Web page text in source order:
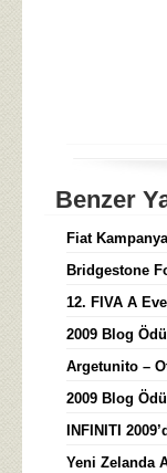
Benzer
Fiat
Bridgestone
12. FIVA A
2009 Blog
Argetunito –
2009 Blog
INFINITI
Yeni Zelanda